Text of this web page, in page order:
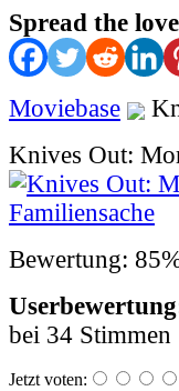
Spread the love
Moviebase
Knives Out:
Bewertung:
bei 34 Stimmen
Jetzt voten: